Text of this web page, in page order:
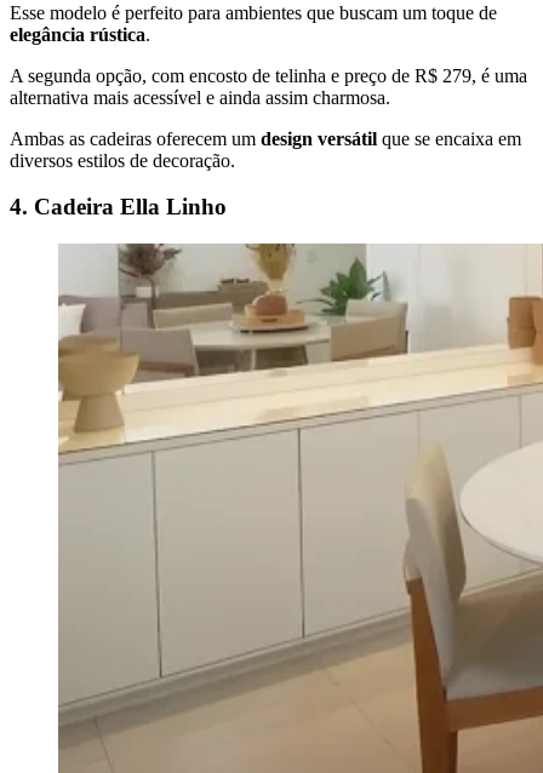
Esse modelo é perfeito para ambientes que buscam um toque de
elegância rústica.
A segunda opção, com encosto de telinha e preço de R$ 279, é uma
alternativa mais acessível e ainda assim charmosa.
Ambas as cadeiras oferecem um design versátil que se encaixa em
diversos estilos de decoração.
4. Cadeira Ella Linho